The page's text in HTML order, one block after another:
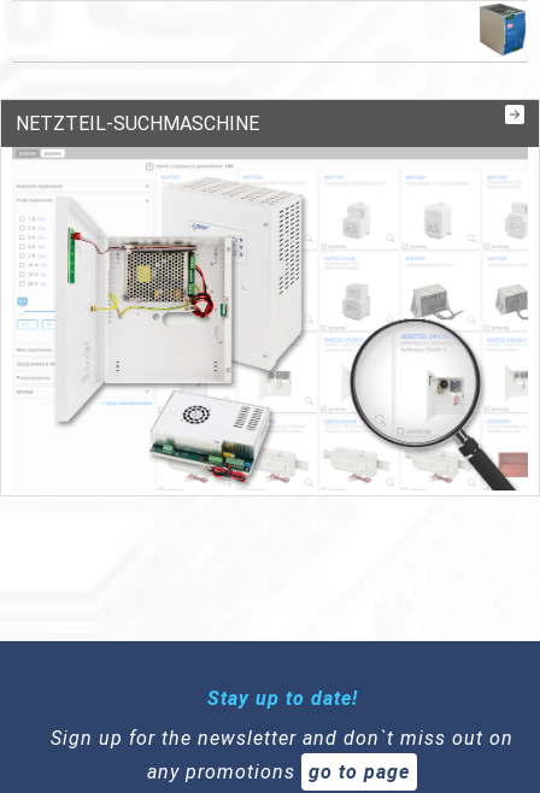
NETZTEIL-SUCHMASCHINE
Stay up to date!
Sign up for the newsletter and don`t miss out on
any promotions
go to page